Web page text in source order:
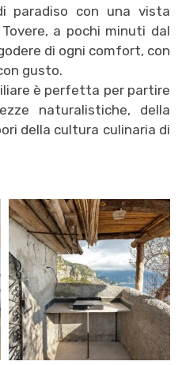
paradiso con una vista
a pochi minuti dal
di ogni comfort, con
gusto.
è perfetta per partire
naturalistiche, della
della cultura culinaria di